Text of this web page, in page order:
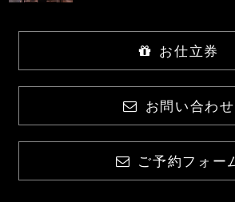
お仕立券
お問い合わせ
ご予約フォー